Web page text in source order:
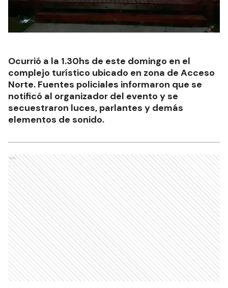
Ocurrió a la 1.30hs de este domingo en el
complejo turístico ubicado en zona de Acceso
Norte. Fuentes policiales informaron que se
notificó al organizador del evento y se
secuestraron luces, parlantes y demás
elementos de sonido.
Ads